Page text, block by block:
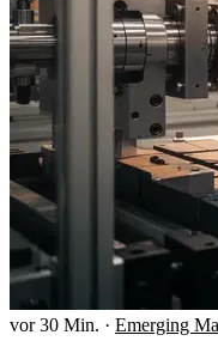
vor 30 Min. · Emerging